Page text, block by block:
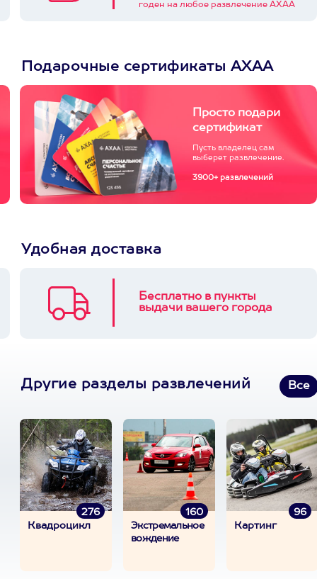
годен на любое развлечение АХАА
Подарочные сертификаты АХАА
Просто подари
сертификат
Пусть владелец сам
выберет развлечение.
3900+ развлечений
Удобная доставка
Бесплатно в пункты
выдачи вашего города
Другие разделы развлечений Все
276
Квадроцикл
160
Экстремальное
вождение
96
Картинг